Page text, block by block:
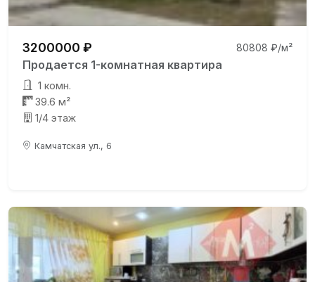
3200000 ₽ 80808 ₽/м²
Продается 1-комнатная квартира
1 комн.
39.6 м²
1/4 этаж
Камчатская ул., 6